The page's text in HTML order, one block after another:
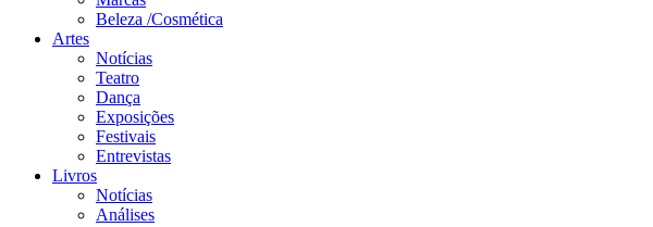
Beleza /Cosmética
Artes
Notícias
Teatro
Dança
Exposições
Festivais
Entrevistas
Livros
Notícias
Análises